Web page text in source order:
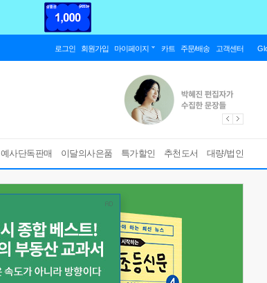
로그인 회원가입 마이페이지 카트 주문/배송 고객센터
예사단독판매 이달의사은품 특가할인 추천도서 대량/법인